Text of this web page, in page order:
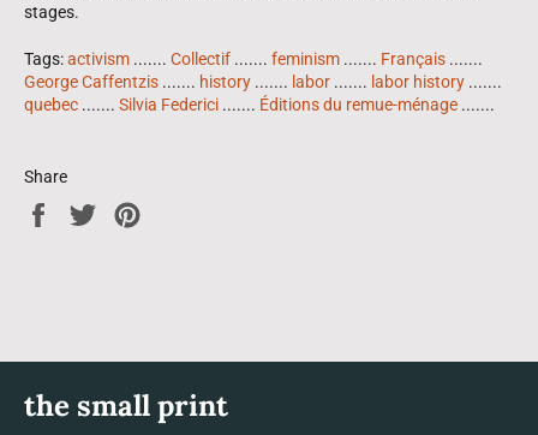
stages.
Tags:activism ....... Collectif ....... feminism ....... Français .......
George Caffentzis ....... history ....... labor ....... labor history .......
quebec ....... Silvia Federici ....... Éditions du remue-ménage .......
Share
Share
Tweet
the small print